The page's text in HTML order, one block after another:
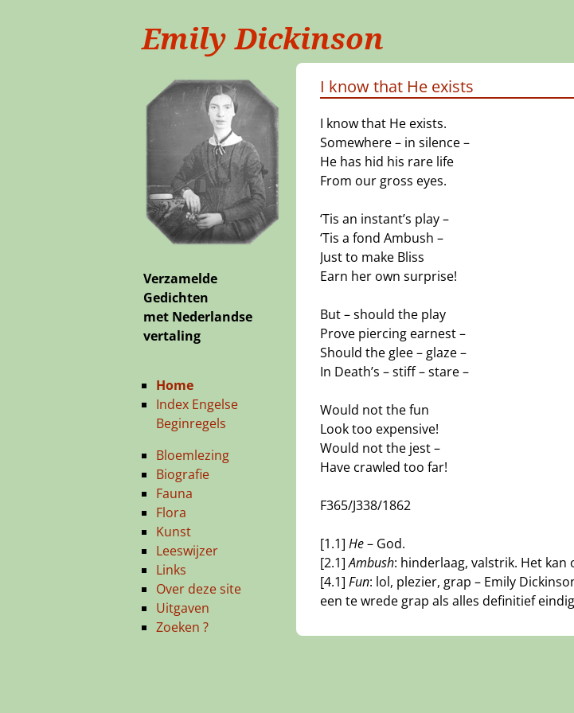
Emily Dickinson
I know that He exists
I know that He exists.
Somewhere – in silence –
He has hid his rare life
From our gross eyes.
‘Tis an instant’s play –
‘Tis a fond Ambush –
Just to make Bliss
Earn her own surprise!
But – should the play
Prove piercing earnest –
Should the glee – glaze –
In Death’s – stiff – stare –
Would not the fun
Look too expensive!
Would not the jest –
Have crawled too far!
F365/J338/1862
[1.1] He– God.
[2.1]Ambush: hinderlaag, valstrik. Het
[4.1] Fun: lol, plezier, grap – Emily
een te wrede grap als alles definitief
Verzamelde
Gedichten
met Nederlandse
vertaling
Home
Index Engelse
Beginregels
Bloemlezing
Biografie
Fauna
Flora
Kunst
Leeswijzer
Links
Over deze site
Uitgaven
Zoeken ?